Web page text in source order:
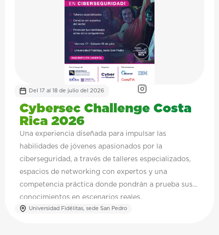
Del 17 al 18 de julio del 2026
Cybersec Challenge Costa
Rica 2026
Una experiencia diseñada para impulsar las
habilidades de jóvenes apasionados por la
ciberseguridad, a través de talleres especializados,
espacios de networking con expertos y una
competencia práctica donde pondrán a prueba sus
conocimientos en escenarios reales.
Universidad Fidélitas, sede San Pedro